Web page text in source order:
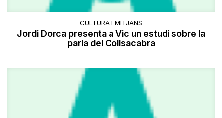
CULTURA I MITJANS
Jordi Dorca presenta a Vic un estudi sobre la
parla del Collsacabra